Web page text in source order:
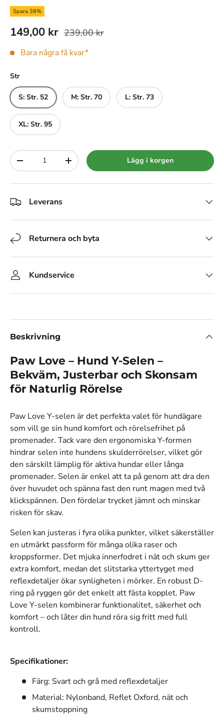
Spara 38%
149,00 kr 239,00 kr
Bara några få kvar*
Str
S: Str. 52 M: Str. 70 L: Str. 73
XL: Str. 95
Siffra
-
+ Lägg i korgen
Leverans
Returnera och byta
Kundservice
Beskrivning
Paw Love – Hund Y-Selen –
Bekväm, Justerbar och Skonsam
för Naturlig Rörelse
Paw Love Y-selen är det perfekta valet för hundägare
som vill ge sin hund komfort och rörelsefrihet på
promenader. Tack vare den ergonomiska Y-formen
hindrar selen inte hundens skulderrörelser, vilket gör
den särskilt lämplig för aktiva hundar eller långa
promenader. Selen är enkel att ta på genom att dra den
över huvudet och spänna fast den runt magen med två
klickspännen. Den fördelar trycket jämnt och minskar
risken för skav.
Selen kan justeras i fyra olika punkter, vilket säkerställer
en utmärkt passform för många olika raser och
kroppsformer. Det mjuka innerfodret i nät och skum ger
extra komfort, medan det slitstarka yttertyget med
reflexdetaljer ökar synligheten i mörker. En robust D-
ring på ryggen gör det enkelt att fästa kopplet. Paw
Love Y-selen kombinerar funktionalitet, säkerhet och
komfort – och låter din hund röra sig fritt med full
kontroll.
Specifikationer:
Färg: Svart och grå med reflexdetaljer
Material: Nylonband, Reflet Oxford, nät och
skumstoppning